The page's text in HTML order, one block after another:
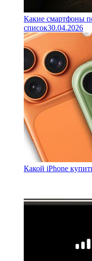
Какие смартфоны
список30.04.2026
Какой iPhone